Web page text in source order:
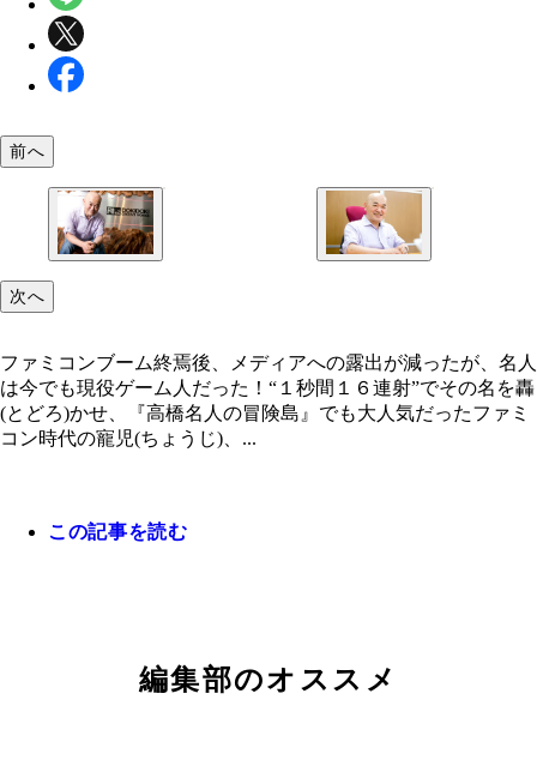
前へ
次へ
ファミコンブーム終焉後、メディアへの露出が減ったが、名人
は今でも現役ゲーム人だった！“１秒間１６連射”でその名を轟
(とどろ)かせ、『高橋名人の冒険島』でも大人気だったファミ
コン時代の寵児(ちょうじ)、...
この記事を読む
編集部のオススメ